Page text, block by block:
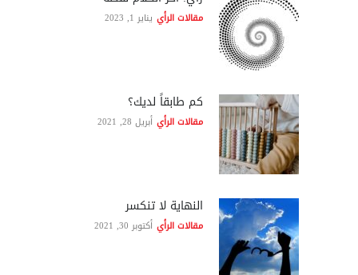
مقالات الرأي يناير 1, 2023
كم طابقاً لديك؟
مقالات الرأي أبريل 28, 2021
النهاية لا تنكسر
مقالات الرأي أكتوبر 30, 2021